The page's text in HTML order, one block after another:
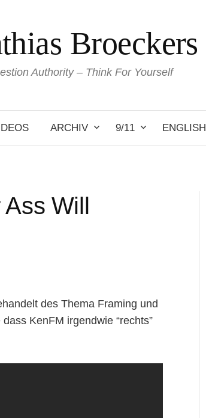
Broeckers
Authority – Think For Yourself
ARCHIV 9/11 ENGLISH
Ass Will
des Thema Framing und
KenFM irgendwie “rechts”